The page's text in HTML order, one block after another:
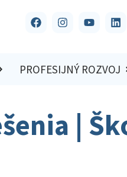
PROFESIJNÝ ROZVOJ
|